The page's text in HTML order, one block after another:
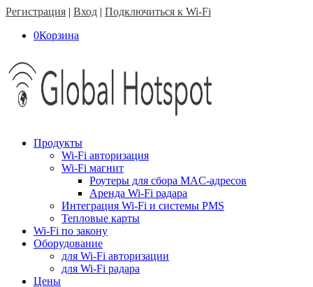
Регистрация | Вход | Подключиться к Wi-Fi
0Корзина
Продукты
Wi-Fi авторизация
Wi-Fi магнит
Роутеры для сбора MAC-адресов
Аренда Wi-Fi радара
Интеграция Wi-Fi и системы PMS
Тепловые карты
Wi-Fi по закону
Оборудование
для Wi-Fi авторизации
для Wi-Fi радара
Цены